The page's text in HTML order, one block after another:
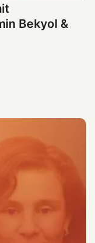
Bekyol &